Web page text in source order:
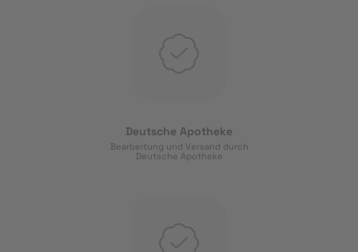
Deutsche Apotheke
Bearbeitung und Versand durch
Deutsche Apotheke